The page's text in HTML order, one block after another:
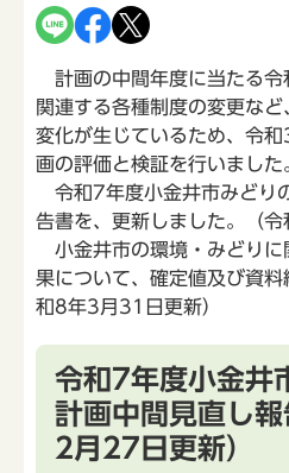
計画の中間年度に当たる令
関連する各種制度の変更な
変化が生じているため、令
画の評価と検証を行いました
令和7年度小金井市みどり
告書を、更新しました。（
小金井市の環境・みどりに
果について、確定値及び資
和8年3月31日更新）
令和7年度小金井
計画中間見直し
2月27日更新）